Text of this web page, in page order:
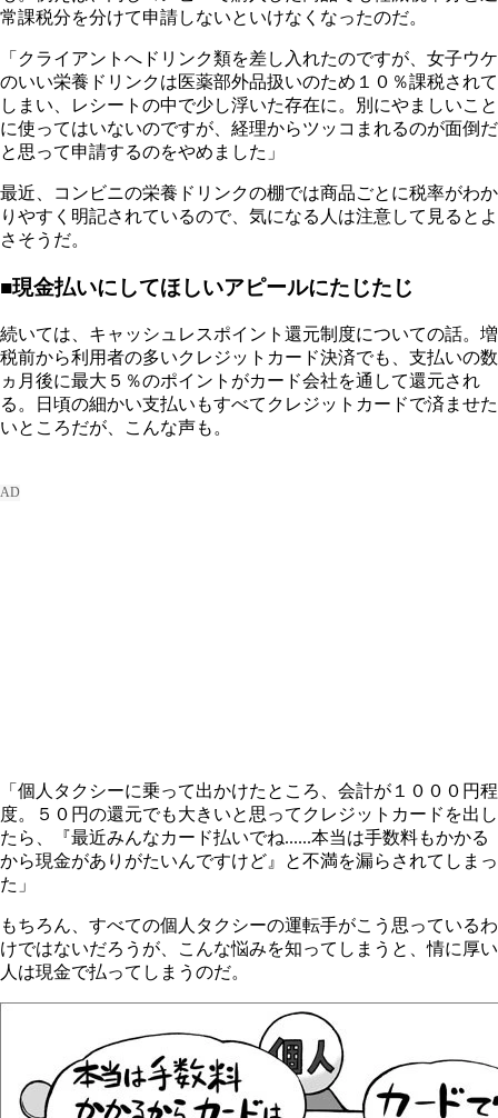
常課税分を分けて申請しないといけなくなったのだ。
「クライアントへドリンク類を差し入れたのですが、女子ウケ
のいい栄養ドリンクは医薬部外品扱いのため１０％課税されて
しまい、レシートの中で少し浮いた存在に。別にやましいこと
に使ってはいないのですが、経理からツッコまれるのが面倒だ
と思って申請するのをやめました」
最近、コンビニの栄養ドリンクの棚では商品ごとに税率がわか
りやすく明記されているので、気になる人は注意して見るとよ
さそうだ。
■現金払いにしてほしいアピールにたじたじ
続いては、キャッシュレスポイント還元制度についての話。増
税前から利用者の多いクレジットカード決済でも、支払いの数
ヵ月後に最大５％のポイントがカード会社を通して還元され
る。日頃の細かい支払いもすべてクレジットカードで済ませた
いところだが、こんな声も。
「個人タクシーに乗って出かけたところ、会計が１０００円程
度。５０円の還元でも大きいと思ってクレジットカードを出し
たら、『最近みんなカード払いでね......本当は手数料もかかる
から現金がありがたいんですけど』と不満を漏らされてしまっ
た」
もちろん、すべての個人タクシーの運転手がこう思っているわ
けではないだろうが、こんな悩みを知ってしまうと、情に厚い
人は現金で払ってしまうのだ。